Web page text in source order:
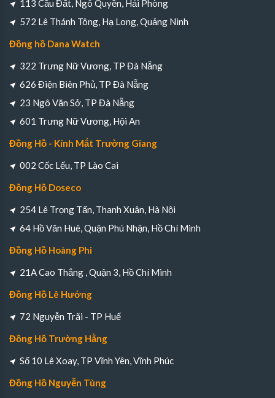
113 Cầu Đất, Ngô Quyền, Hải Phòng
572 Lê Thánh Tông, Hạ Long, Quảng Ninh
Đồng hồ Dana Watch
322 Trưng Nữ Vương, TP Đà Nẵng
626 Điện Biên Phủ, TP Đà Nẵng
23 Ngô Văn Sở, TP Đà Nẵng
601 Trưng Nữ Vương, Hội An
Đồng Hồ - Kính Mắt Trường Giang
002 Cốc Lếu, TP Lào Cai
Đồng Hồ Doseco
254 Lê Trọng Tấn, Thanh Xuân, Hà Nội
64 Hồ Văn Huê, Quận Phú Nhận, Hồ Chí Minh
Đồng Hồ Hoàng Phi
21A Cao Thắng , Quận 3, Hồ Chí Minh
Đồng Hồ Lê Hướng
72 Nguyễn Trãi - TP Huế
Đồng Hồ Trường Hằng
Số 10 Lê Xoay, TP Vĩnh Yên, Vĩnh Phúc
Đồng Hồ Nguyễn Tùng